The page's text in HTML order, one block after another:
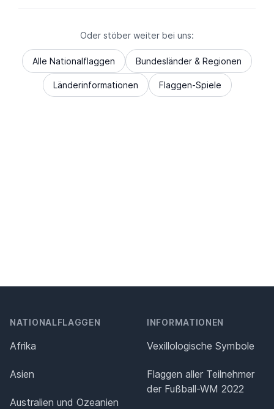
Oder stöber weiter bei uns:
Alle Nationalflaggen Bundesländer & Regionen
Länderinformationen Flaggen-Spiele
NATIONALFLAGGEN
Afrika
Asien
Australien und Ozeanien
INFORMATIONEN
Vexillologische Symbole
Flaggen aller Teilnehmer
der Fußball-WM 2022